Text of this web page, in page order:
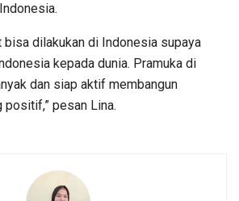
bisa dilakukan di Indonesia supaya
kepada dunia. Pramuka di
dan siap aktif membangun
positif,” pesan Lina.